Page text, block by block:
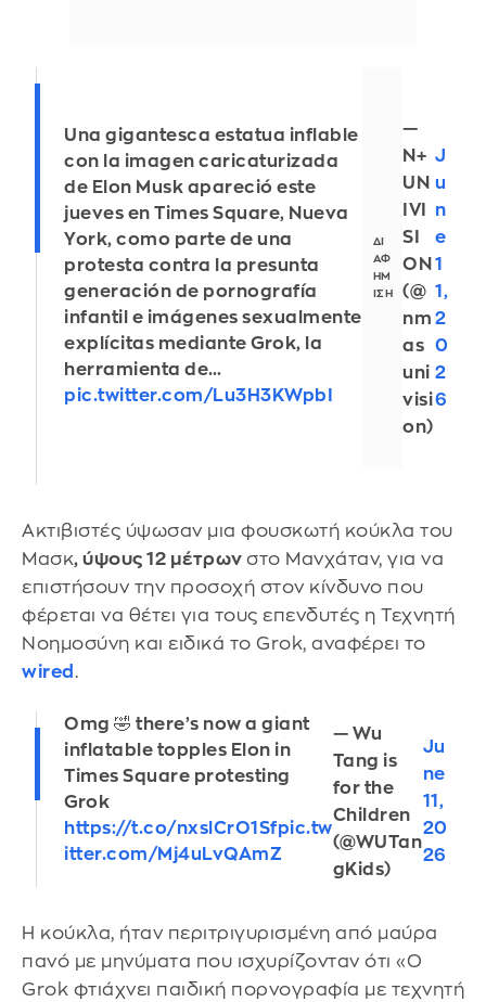
Una gigantesca estatua inflable
con la imagen caricaturizada
de Elon Musk apareció este
jueves en Times Square, Nueva
York, como parte de una
protesta contra la presunta
generación de pornografía
infantil e imágenes sexualmente
explícitas mediante Grok, la
herramienta de…
pic.twitter.com/Lu3H3KWpbI
—
N+
UN
IVI
SI
ON
(@
nm
as
uni
visi
on)
J
u
n
e
1
1,
2
0
2
6
Ακτιβιστές ύψωσαν μια φουσκωτή κούκλα του
Μασκ, ύψους 12 μέτρων στο Μανχάταν, για να
επιστήσουν την προσοχή στον κίνδυνο που
φέρεται να θέτει για τους επενδυτές η Τεχνητή
Νοημοσύνη και ειδικά το Grok, αναφέρει το
wired .
Omg 🤣 there’s now a giant
inflatable topples Elon in
Times Square protesting
Grok
https://t.co/nxslCrO1Sfpic.tw
itter.com/Mj4uLvQAmZ
— Wu
Tang is
for the
Children
(@WUTan
gKids)
Ju
ne
11,
20
26
Η κούκλα, ήταν περιτριγυρισμένη από μαύρα
πανό με μηνύματα που ισχυρίζονταν ότι «Ο
Grok φτιάχνει παιδική πορνογραφία με τεχνητή